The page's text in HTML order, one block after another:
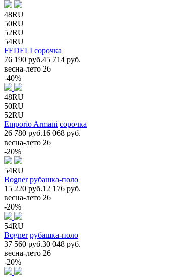
48RU
50RU
52RU
54RU
FEDELI сорочка
76 190 руб.45 714 руб.
весна-лето 26
-40%
48RU
50RU
52RU
Emporio Armani сорочка
26 780 руб.16 068 руб.
весна-лето 26
-20%
54RU
Bogner рубашка-поло
15 220 руб.12 176 руб.
весна-лето 26
-20%
54RU
Bogner рубашка-поло
37 560 руб.30 048 руб.
весна-лето 26
-20%